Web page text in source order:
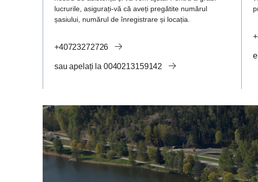
lucrurile, asigurați-vă că aveți pregătite numărul
șasiului, numărul de înregistrare și locația.
+40723272726
sau apelați la 0040213159142